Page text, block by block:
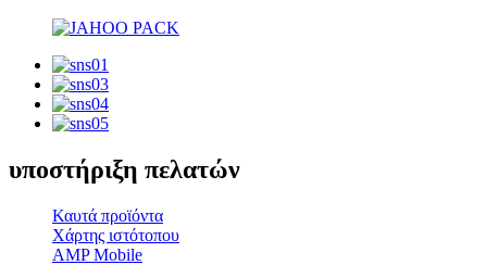
υποστήριξη πελατών
Καυτά προϊόντα
Χάρτης ιστότοπου
AMP Mobile